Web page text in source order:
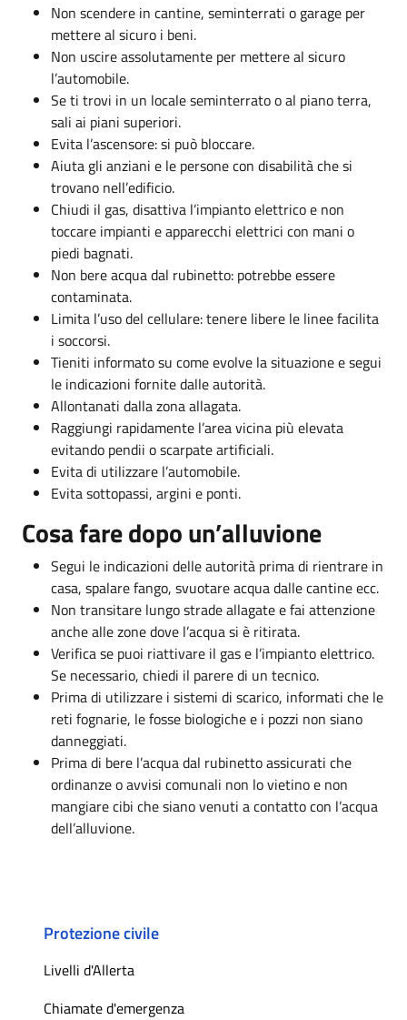
Non scendere in cantine, seminterrati o garage per
mettere al sicuro i beni.
Non uscire assolutamente per mettere al sicuro
l’automobile.
Se ti trovi in un locale seminterrato o al piano terra,
sali ai piani superiori.
Evita l’ascensore: si può bloccare.
Aiuta gli anziani e le persone con disabilità che si
trovano nell’edificio.
Chiudi il gas, disattiva l’impianto elettrico e non
toccare impianti e apparecchi elettrici con mani o
piedi bagnati.
Non bere acqua dal rubinetto: potrebbe essere
contaminata.
Limita l’uso del cellulare: tenere libere le linee facilita
i soccorsi.
Tieniti informato su come evolve la situazione e segui
le indicazioni fornite dalle autorità.
Allontanati dalla zona allagata.
Raggiungi rapidamente l’area vicina più elevata
evitando pendii o scarpate artificiali.
Evita di utilizzare l’automobile.
Evita sottopassi, argini e ponti.
Cosa fare dopo un’alluvione
Segui le indicazioni delle autorità prima di rientrare in
casa, spalare fango, svuotare acqua dalle cantine ecc.
Non transitare lungo strade allagate e fai attenzione
anche alle zone dove l’acqua si è ritirata.
Verifica se puoi riattivare il gas e l’impianto elettrico.
Se necessario, chiedi il parere di un tecnico.
Prima di utilizzare i sistemi di scarico, informati che le
reti fognarie, le fosse biologiche e i pozzi non siano
danneggiati.
Prima di bere l’acqua dal rubinetto assicurati che
ordinanze o avvisi comunali non lo vietino e non
mangiare cibi che siano venuti a contatto con l’acqua
dell’alluvione.
Protezione civile
Livelli d'Allerta
Chiamate d'emergenza